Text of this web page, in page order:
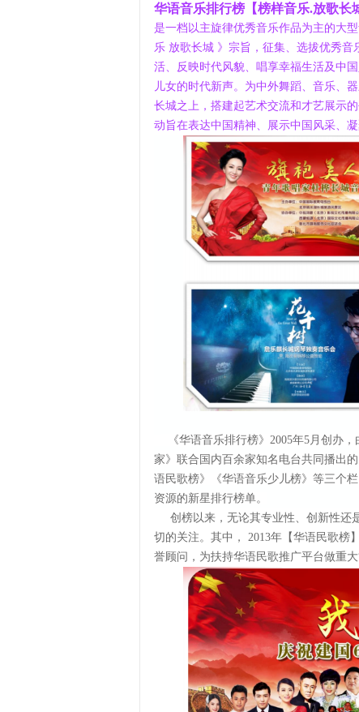
华语音乐排行榜【榜样音乐.放歌长
是一档以主旋律优秀音乐作品为主的大
乐 放歌长城 》宗旨，征集、选拔优秀音
活、反映时代风貌、唱享幸福生活及中
儿女的时代新声。为中外舞蹈、音乐、
长城之上，搭建起艺术交流和才艺展示
动旨在表达中国精神、展示中国风采、
《华语音乐排行榜》2005年5月创办
家》联合国内百余家知名电台共同播出
语民歌榜》《华语音乐少儿榜》等三个
资源的新星排行榜单。
创榜以来，无论其专业性、创新性还
切的关注。其中，
2013年【华语民歌榜
誉顾问，为扶持华语民歌推广平台做重大